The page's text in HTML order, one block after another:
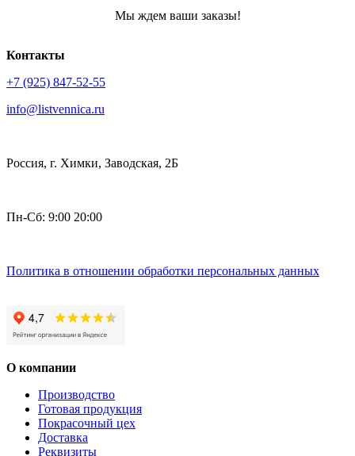
Мы ждем ваши заказы!
Контакты
+7 (925) 847-52-55
info@listvennica.ru
Россия, г. Химки, Заводская, 2Б
Пн-Сб: 9:00 20:00
Политика в отношении обработки персональных данных
О компании
Производство
Готовая продукция
Покрасочный цех
Доставка
Реквизиты